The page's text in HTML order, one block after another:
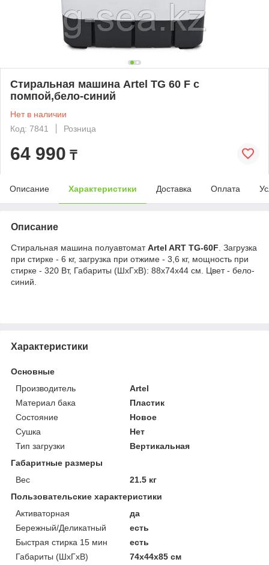
Стиральная машина Artel TG 60 F с
помпой,бело-синий
Нет в наличии
Код: 7841
Розница
64 990 ₸
Описание Характеристики Доставка Оплата
Описание
Стиральная машина полуавтоматArtel ART TG-60F . Загрузка
при стирке - 6 кг, загрузка при отжиме - 3,6 кг, мощность при
стирке - 320 Вт, Габариты (ШxГxВ): 88х74х44 см. Цвет - бело-
синий.
Характеристики
Основные
Производитель
Artel
Материал бака
Пластик
Состояние
Новое
Сушка
Нет
Тип загрузки
Вертикальная
Габаритные размеры
Вес
21.5 кг
Пользовательские характеристики
Активаторная
да
Бережный/Деликатный
есть
Быстрая стирка 15 мин
есть
Габариты (ШxГxВ)
74x44x85 см